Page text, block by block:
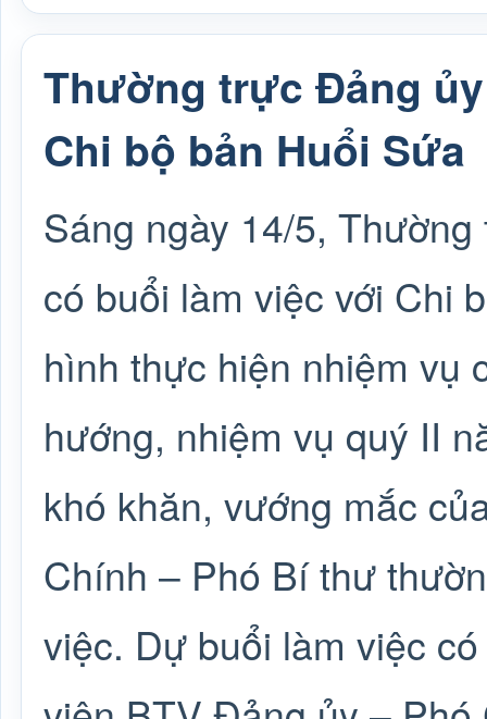
Thường trực Đảng
Chi bộ bản Huổi Sứa
Sáng ngày 14/5,
có buổi làm việc với Chi
hình thực hiện nhiệm vụ
hướng, nhiệm vụ quý II
khó khăn, vướng mắc
Chính – Phó Bí thư
việc. Dự buổi làm việc